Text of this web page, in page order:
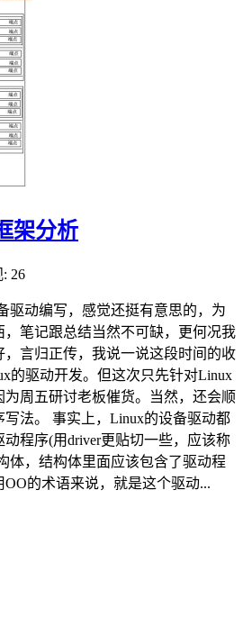
架分析
: 26
驱动编写，感觉还挺有意思的，为
笔记跟总结当然不可缺，更何况我
言归正传，我说一说这段时间的收
的驱动开发。但这次只先针对Linux
周五研讨老板催货。当然，还会顺
法。 事实上，Linux的设备驱动都
程序(用driver更贴切一些，应该称
体，结构体里面应该包含了驱动程
的术语来说，就是这个驱动...